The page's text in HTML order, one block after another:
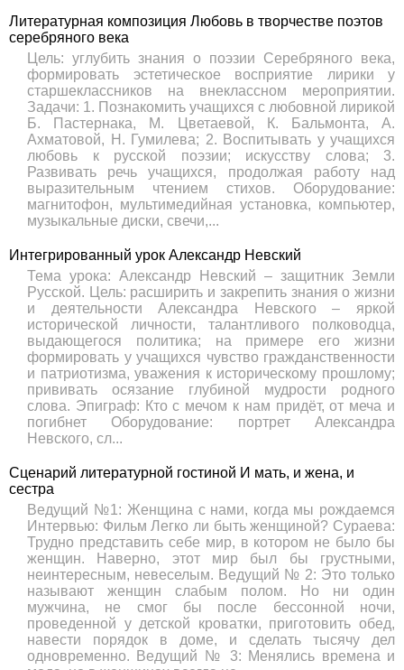
Литературная композиция Любовь в творчестве поэтов
серебряного века
Цель: углубить знания о поэзии Серебряного века,
формировать эстетическое восприятие лирики у
старшеклассников на внеклассном мероприятии.
Задачи: 1. Познакомить учащихся с любовной лирикой
Б. Пастернака, М. Цветаевой, К. Бальмонта, А.
Ахматовой, Н. Гумилева; 2. Воспитывать у учащихся
любовь к русской поэзии; искусству слова; 3.
Развивать речь учащихся, продолжая работу над
выразительным чтением стихов. Оборудование:
магнитофон, мультимедийная установка, компьютер,
музыкальные диски, свечи,...
Интегрированный урок Александр Невский
Тема урока: Александр Невский – защитник Земли
Русской. Цель: расширить и закрепить знания о жизни
и деятельности Александра Невского – яркой
исторической личности, талантливого полководца,
выдающегося политика; на примере его жизни
формировать у учащихся чувство гражданственности
и патриотизма, уважения к историческому прошлому;
прививать осязание глубиной мудрости родного
слова. Эпиграф: Кто с мечом к нам придёт, от меча и
погибнет Оборудование: портрет Александра
Невского, сл...
Сценарий литературной гостиной И мать, и жена, и
сестра
Ведущий №1: Женщина с нами, когда мы рождаемся
Интервью: Фильм Легко ли быть женщиной? Сураева:
Трудно представить себе мир, в котором не было бы
женщин. Наверно, этот мир был бы грустными,
неинтересным, невеселым. Ведущий № 2: Это только
называют женщин слабым полом. Но ни один
мужчина, не смог бы после бессонной ночи,
проведенной у детской кроватки, приготовить обед,
навести порядок в доме, и сделать тысячу дел
одновременно. Ведущий № 3: Менялись времена и